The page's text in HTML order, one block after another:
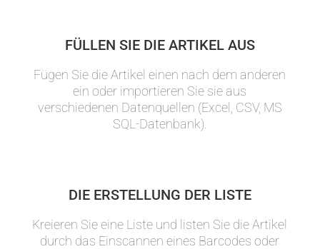
FÜLLEN SIE DIE ARTIKEL AUS
Fügen Sie die Artikel einen nach dem anderen
ein oder importieren Sie sie aus
verschiedenen Datenquellen (Excel, CSV, MS
SQL-Datenbank).
DIE ERSTELLUNG DER LISTE
Kreieren Sie eine Liste und listen Sie die Artikel
durch das Einscannen eines Barcodes oder